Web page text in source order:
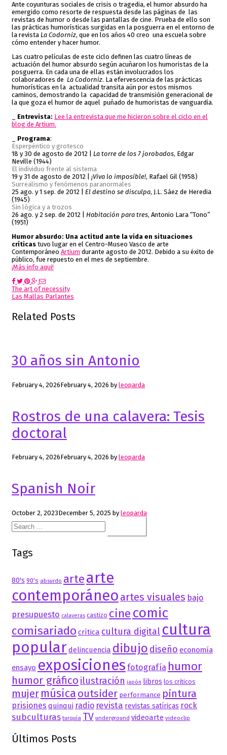
Ante coyunturas sociales de crisis o tragedia, el humor absurdo ha
emergido como resorte de respuesta desde las páginas de las
revistas de humor o desde las pantallas de cine. Prueba de ello son
las prácticas humorísticas surgidas en la posguerra en el entorno de
la revista La Codorniz, que en los años 40 creo una escuela sobre
cómo entender y hacer humor.
Las cuatro películas de este ciclo definen las cuatro líneas de
actuación del humor absurdo según acuñaron los humoristas de la
posguerra. En cada una de ellas están involucrados los
colaboradores de La Codorniz. La efervescencia de las prácticas
humorísticas en la actualidad transita aún por estos mismos
caminos, demostrando la capacidad de transmisión generacional de
la que goza el humor de aquel puñado de humoristas de vanguardia.
Entrevista: Lee la entrevista que me hicieron sobre el ciclo en el
blog de Artium.
Programa:
Esperpéntico y grotesco
18 y 30 de agosto de 2012 | La torre de los 7 jorobados, Edgar
Neville (1944)
El individuo frente al sistema
19 y 31 de agosto de 2012 |
¡Viva lo imposible!, Rafael Gil (1958)
Surrealismo y fenómenos paranormales
25 ago. y 1 sep. de 2012 | El destino se disculpa, J.L. Sáez de Heredia
(1945)
Sin lógica y a trozos
26 ago. y 2 sep. de 2012 | Habitación para tres, Antonio Lara “Tono”
(1951)
Humor absurdo: Una actitud ante la vida en situaciones
críticas tuvo lugar en el Centro-Museo Vasco de arte
Contemporáneo Artium durante agosto de 2012. Debido a su éxito de
público, fue repuesto en el mes de septiembre.
¡Más info aqui!
Post
navigation
The art of necessity
Las Mallas Parlantes
Related Posts
30 años sin Antonio
February 4, 2026February 4, 2026 byleoparda
Rostros de una calavera: Tesis
doctoral
February 4, 2026February 4, 2026 byleoparda
Spanish Noir
October 2, 2023December 5, 2025 byleoparda
Search
for:
Tags
80's 90's absurdo artearte
contemporáneo artes visuales bajo
presupuesto calaveras castizo cine comic
comisariado crítica cultura digital cultura
populardelincuencia dibujo diseño economía
ensayo exposiciones fotografía humor
humor gráfico ilustración japón libros los críticos
mujer música outsider performance pintura
prisiones quinqui radio revista revistas satíricas rock
subculturas turquía TV underground videoarte videoclip
Últimos Posts